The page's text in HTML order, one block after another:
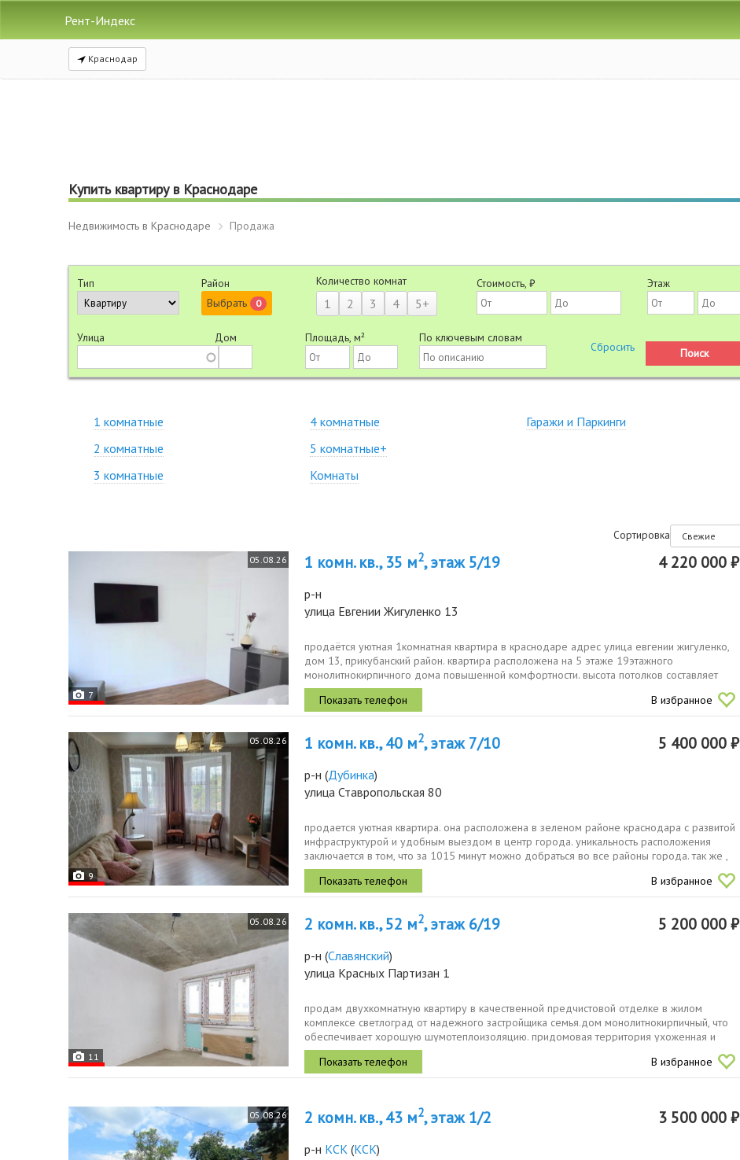
Рент-Индекс
Краснодар
Купить квартиру в Краснодаре
Недвижимость в Краснодаре Продажа
Тип
Район
Выбрать
0
Количество комнат
1 2 3 4 5+
Стоимость, ₽ Этаж
Улица Дом Площадь, м² По ключевым словам
1 комнатные
2 комнатные
3 комнатные
4 комнатные
5 комнатные+
Комнаты
Гаражи и Паркинги
Сортировка
05.08.26
7
1 комн. кв., 35 м2, этаж 5/19 4 220 000 ₽
р-н
улица Евгении Жигуленко 13
продаётся уютная 1комнатная квартира в краснодаре адрес улица евгении жигуленко,
дом 13, прикубанский район. квартира расположена на 5 этаже 19этажного
монолитнокирпичного дома повышенной комфортности. высота потолков составляет
2,75 метра, что...
В избранное
05.08.26
9
1 комн. кв., 40 м2, этаж 7/10 5 400 000 ₽
р-н (Дубинка)
улица Ставропольская 80
продается уютная квартира. она расположена в зеленом районе краснодара с развитой
инфраструктурой и удобным выездом в центр города. уникальность расположения
заключается в том, что за 1015 минут можно добраться во все районы города. так же ,
что...
В избранное
05.08.26
11
2 комн. кв., 52 м2, этаж 6/19 5 200 000 ₽
р-н (Славянский)
улица Красных Партизан 1
продам двухкомнатную квартиру в качественной предчистовой отделке в жилом
комплексе светлоград от надежного застройщика семья.дом монолитнокирпичный, что
обеспечивает хорошую шумотеплоизоляцию. придомовая территория ухоженная и
красивая....
В избранное
05.08.26 2 комн. кв., 43 м2, этаж 1/2 3 500 000 ₽
р-н КСК (КСК)